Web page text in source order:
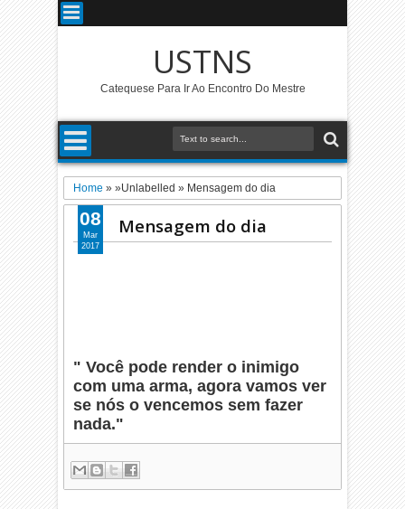
USTNS
Catequese Para Ir Ao Encontro Do Mestre
Home » »Unlabelled » Mensagem do dia
Mensagem do dia
" Você pode render o inimigo
com uma arma, agora vamos ver
se nós o vencemos sem fazer
nada."
08
Mar
2017